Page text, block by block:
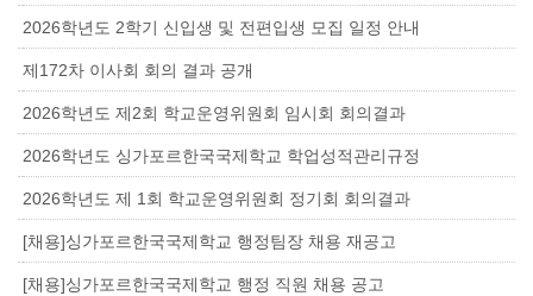
2026학년도 2학기 신입생 및 전편입생 모집 일정 안내
제172차 이사회 회의 결과 공개
2026학년도 제2회 학교운영위원회 임시회 회의결과
2026학년도 싱가포르한국국제학교 학업성적관리규정
2026학년도 제 1회 학교운영위원회 정기회 회의결과
[채용]싱가포르한국국제학교 행정팀장 채용 재공고
[채용]싱가포르한국국제학교 행정 직원 채용 공고